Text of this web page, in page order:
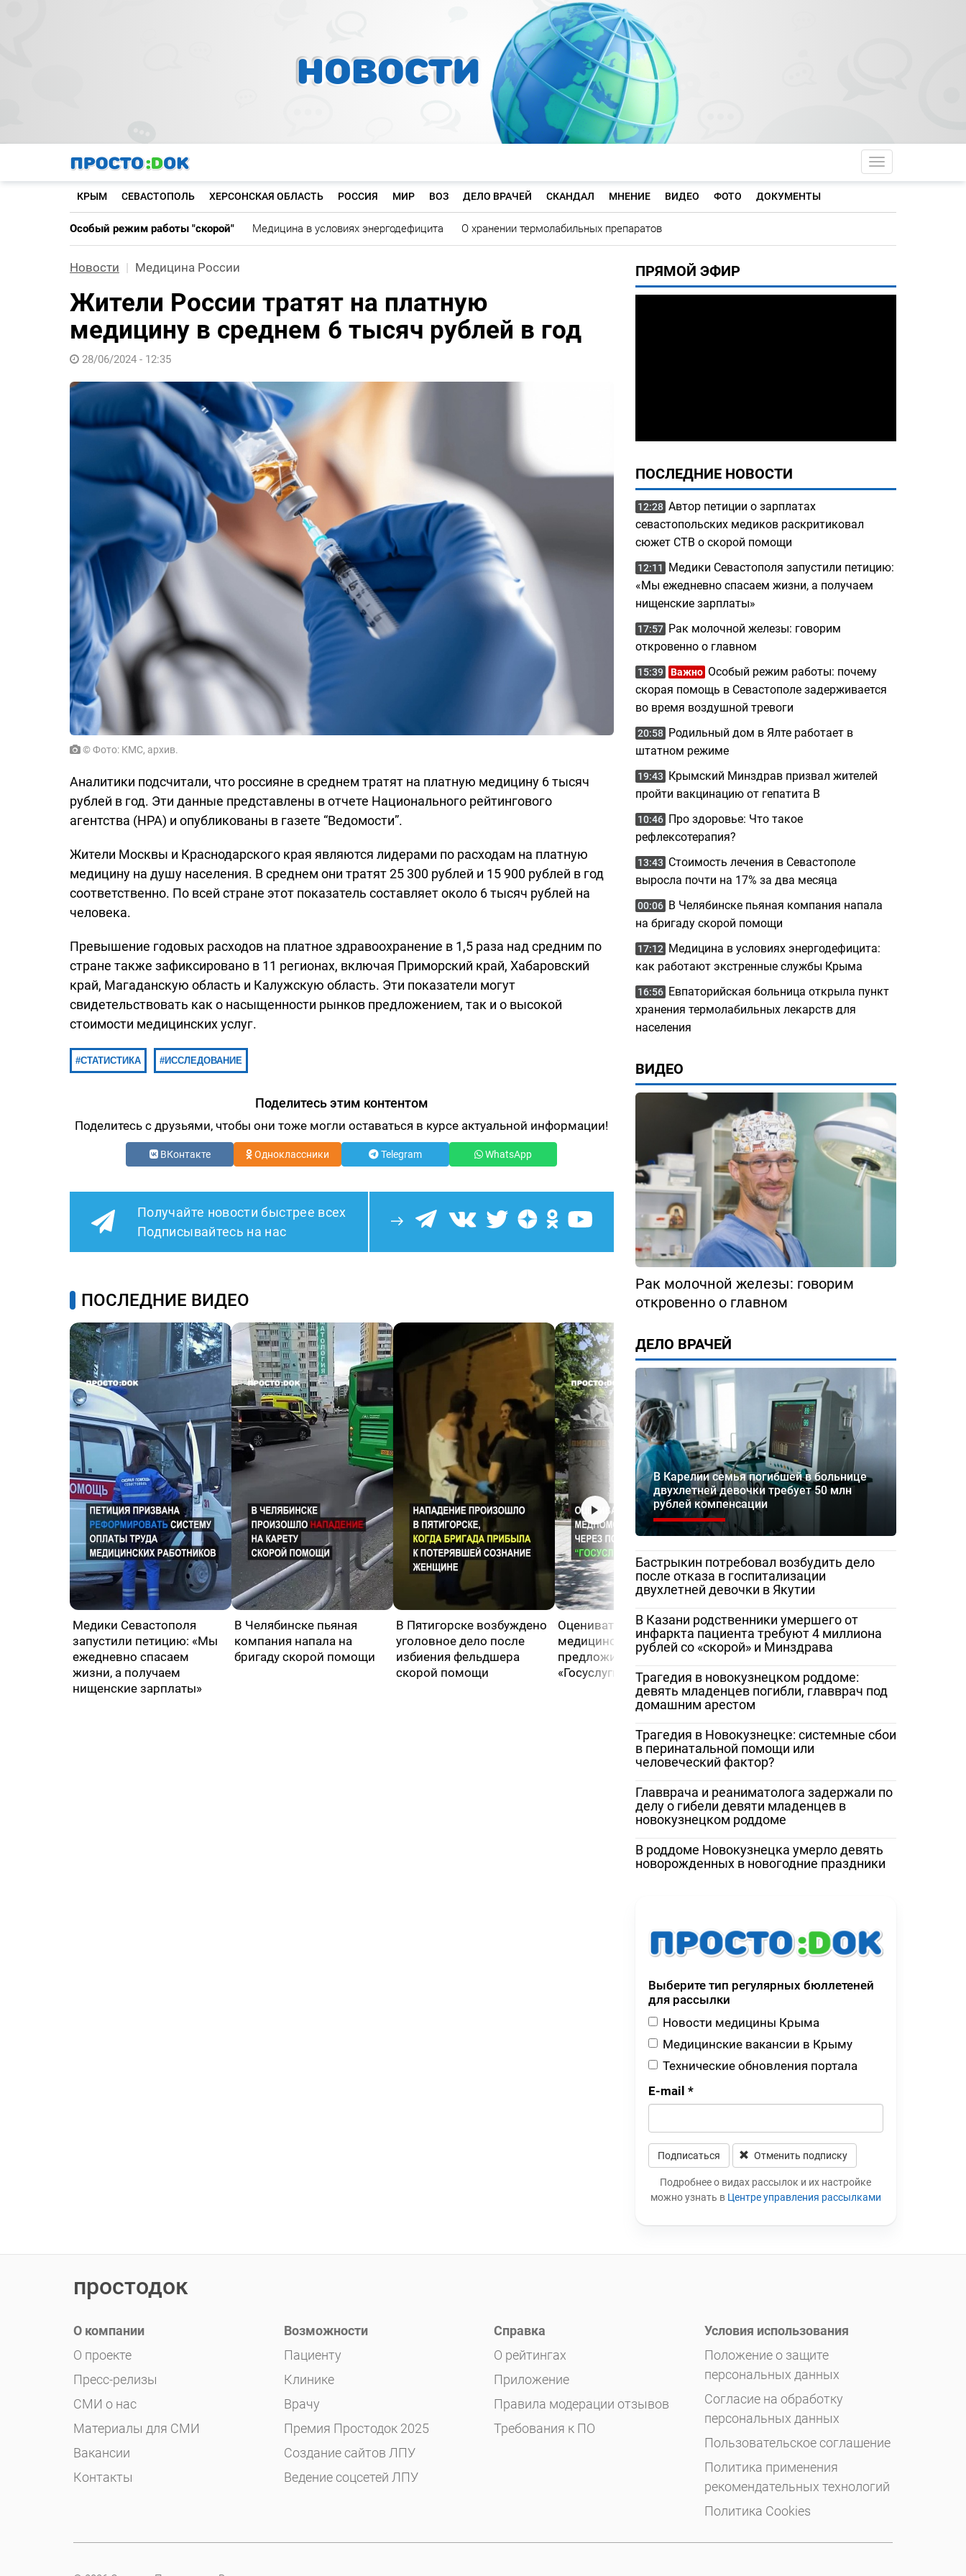
Toggle
КРЫМ СЕВАСТОПОЛЬ ХЕРСОНСКАЯ ОБЛАСТЬ РОССИЯ МИР ВОЗ ДЕЛО ВРАЧЕЙ СКАНДАЛ МНЕНИЕ ВИДЕО ФОТО ДОКУМЕНТЫ
Особый режим работы "скорой" Медицина в условиях энергодефицита О хранении термолабильных препаратов
Новости Медицина России
Жители России тратят на платную
медицину в среднем 6 тысяч рублей в год
28/06/2024 - 12:35
© Фото: КМС, архив.
Аналитики подсчитали, что россияне в среднем тратят на платную медицину 6 тысяч
рублей в год. Эти данные представлены в отчете Национального рейтингового
агентства (НРА) и опубликованы в газете “Ведомости”.
Жители Москвы и Краснодарского края являются лидерами по расходам на платную
медицину на душу населения. В среднем они тратят 25 300 рублей и 15 900 рублей в год
соответственно. По всей стране этот показатель составляет около 6 тысяч рублей на
человека.
Превышение годовых расходов на платное здравоохранение в 1,5 раза над средним по
стране также зафиксировано в 11 регионах, включая Приморский край, Хабаровский
край, Магаданскую область и Калужскую область. Эти показатели могут
свидетельствовать как о насыщенности рынков предложением, так и о высокой
стоимости медицинских услуг.
СТАТИСТИКА ИССЛЕДОВАНИЕ
Поделитесь этим контентом
Поделитесь с друзьями, чтобы они тоже могли оставаться в курсе актуальной информации!
ВКонтакте Одноклассники Telegram WhatsApp
Получайте новости быстрее всех
Подписывайтесь на нас
ПОСЛЕДНИЕ ВИДЕО
Медики Севастополя
запустили петицию: «Мы
ежедневно спасаем
жизни, а получаем
нищенские зарплаты»
В Челябинске пьяная
компания напала на
бригаду скорой помощи
В Пятигорске возбуждено
уголовное дело после
избиения фельдшера
скорой помощи
Оценивать качество
медицинской помощи
предложили через портал
«Госуслуги»
«Жаловаться бесполезно»:
женщина сняла разруху в
Гатчинской межрайонной
больнице
и Бастрыкину
ПРЯМОЙ ЭФИР
ПОСЛЕДНИЕ НОВОСТИ
12:28 Автор петиции о зарплатах
севастопольских медиков раскритиковал
сюжет СТВ о скорой помощи
12:11
Медики Севастополя запустили петицию:
«Мы ежедневно спасаем жизни, а получаем
нищенские зарплаты»
17:57 Рак молочной железы: говорим
откровенно о главном
15:39 Важно Особый режим работы: почему
скорая помощь в Севастополе задерживается
во время воздушной тревоги
20:58 Родильный дом в Ялте работает в
штатном режиме
19:43
Крымский Минздрав призвал жителей
пройти вакцинацию от гепатита B
10:46 Про здоровье: Что такое
рефлексотерапия?
13:43 Стоимость лечения в Севастополе
выросла почти на 17% за два месяца
00:06 В Челябинске пьяная компания напала
на бригаду скорой помощи
17:12 Медицина в условиях энергодефицита:
как работают экстренные службы Крыма
16:56 Евпаторийская больница открыла пункт
хранения термолабильных лекарств для
населения
ВИДЕО
Рак молочной железы: говорим
откровенно о главном
ДЕЛО ВРАЧЕЙ
В Карелии семья погибшей в больнице
двухлетней девочки требует 50 млн
рублей компенсации
Бастрыкин потребовал возбудить дело
после отказа в госпитализации
двухлетней девочки в Якутии
В Казани родственники умершего от
инфаркта пациента требуют 4 миллиона
рублей со «скорой» и Минздрава
Трагедия в новокузнецком роддоме:
девять младенцев погибли, главврач под
домашним арестом
Трагедия в Новокузнецке: системные сбои
в перинатальной помощи или
человеческий фактор?
Главврача и реаниматолога задержали по
делу о гибели девяти младенцев в
новокузнецком роддоме
В роддоме Новокузнецка умерло девять
новорожденных в новогодние праздники
Выберите тип регулярных бюллетеней
для рассылки
Новости медицины Крыма
Медицинские вакансии в Крыму
Технические обновления портала
E-mail *
Подписаться Отменить подписку
Leave this field blank
Подробнее о видах рассылок и их настройке
можно узнать в Центре управления рассылками
простодок
О компании
О проекте
Пресс-релизы
СМИ о нас
Материалы для СМИ
Вакансии
Контакты
Возможности
Пациенту
Клинике
Врачу
Премия Простодок 2025
Создание сайтов ЛПУ
Ведение соцсетей ЛПУ
Справка
О рейтингах
Приложение
Правила модерации отзывов
Требования к ПО
Условия использования
Положение о защите
персональных данных
Согласие на обработку
персональных данных
Пользовательское соглашение
Политика применения
рекомендательных технологий
Политика Cookies